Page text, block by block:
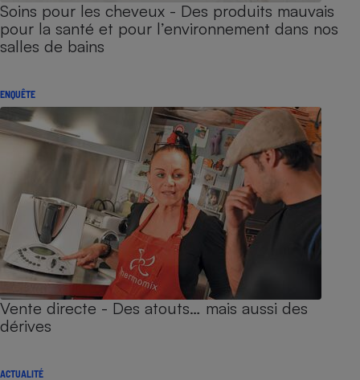
Soins pour les cheveux - Des produits mauvais
pour la santé et pour l’environnement dans nos
salles de bains
ENQUÊTE
Vente directe - Des atouts… mais aussi des
dérives
ACTUALITÉ